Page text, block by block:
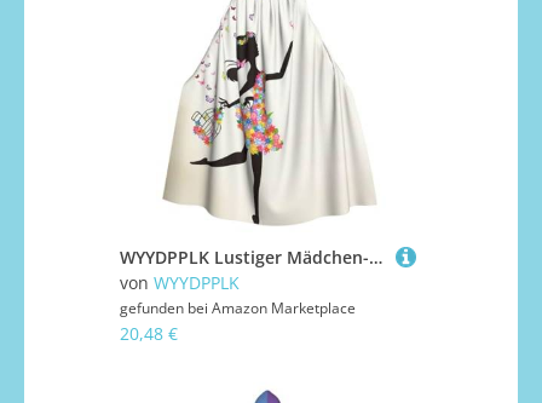
WYYDPPLK Lustiger Mädchen-Umhang mit Schmetterlings-Aufdruck, Kapuzenumhang für Erwachsene, Unisex, Halloween, Weihnachten, Cosplay-Umhang
von WYYDPPLK
gefunden bei Amazon Marketplace
20,48 €